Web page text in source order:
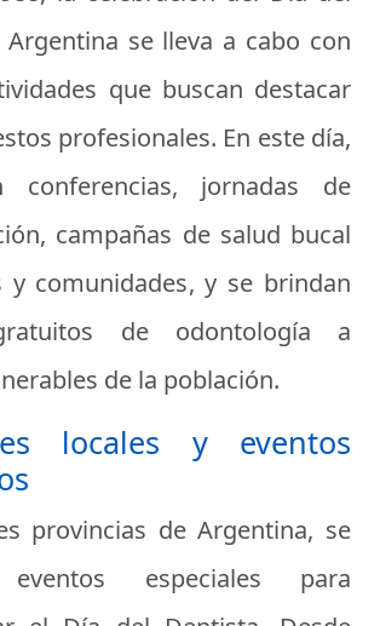
se lleva a cabo con
que buscan destacar
profesionales. En este día,
conferencias, jornadas de
campañas de salud bucal
y comunidades, y se brindan
de odontología a
de la población.
locales y eventos
provincias de Argentina, se
eventos especiales para